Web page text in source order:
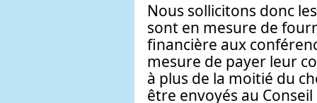
Nous sollicitons donc
sont en mesure de
financière aux
mesure de payer leur
à plus de la moitié du
être envoyés au